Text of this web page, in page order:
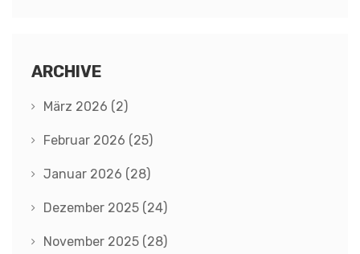
ARCHIVE
März 2026 (2)
Februar 2026 (25)
Januar 2026 (28)
Dezember 2025 (24)
November 2025 (28)